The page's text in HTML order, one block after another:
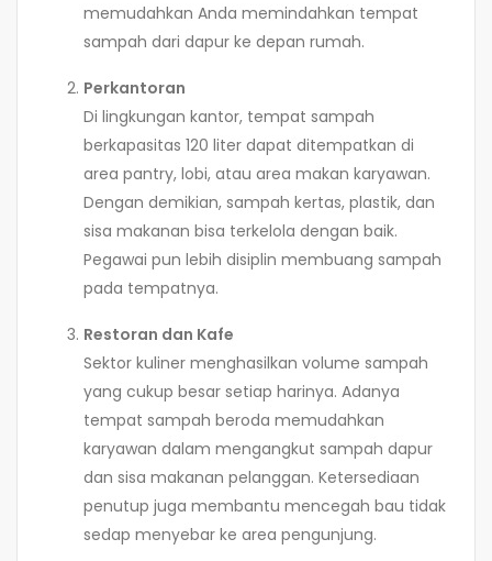
memudahkan Anda memindahkan tempat
sampah dari dapur ke depan rumah.
Perkantoran
Di lingkungan kantor, tempat sampah
berkapasitas 120 liter dapat ditempatkan di
area pantry, lobi, atau area makan karyawan.
Dengan demikian, sampah kertas, plastik, dan
sisa makanan bisa terkelola dengan baik.
Pegawai pun lebih disiplin membuang sampah
pada tempatnya.
Restoran dan Kafe
Sektor kuliner menghasilkan volume sampah
yang cukup besar setiap harinya. Adanya
tempat sampah beroda memudahkan
karyawan dalam mengangkut sampah dapur
dan sisa makanan pelanggan. Ketersediaan
penutup juga membantu mencegah bau tidak
sedap menyebar ke area pengunjung.